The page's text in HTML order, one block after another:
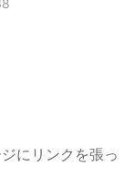
にリンクを張っ